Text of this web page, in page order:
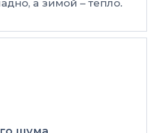
а зимой – тепло.